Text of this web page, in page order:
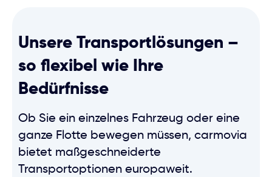
Unsere Transportlösungen –
so flexibel wie Ihre
Bedürfnisse
Ob Sie ein einzelnes Fahrzeug oder eine
ganze Flotte bewegen müssen, carmovia
bietet maßgeschneiderte
Transportoptionen europaweit.